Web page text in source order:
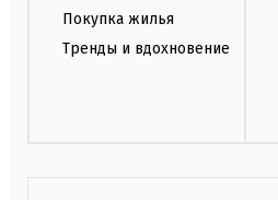
Покупка жилья
Тренды и вдохновение